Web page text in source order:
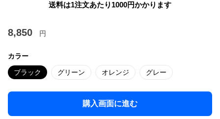
送料は1注文あたり 1000円かかります
8,850 円
カラー
ブラック グリーン オレンジ グレー
購入画面に進む